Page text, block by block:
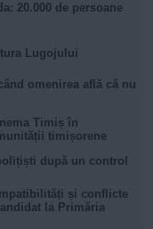
20.000 de persoane
Lugojului
omenirea află că nu
Timiș în
timișorene
după un control
și conflicte
la Primăria